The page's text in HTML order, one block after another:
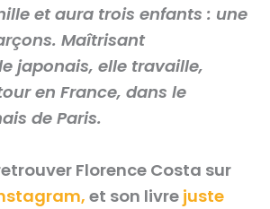
et aura trois enfants : une
Maîtrisant
japonais, elle travaille,
en France, dans le
de Paris.
Florence Costa sur
et son livre juste